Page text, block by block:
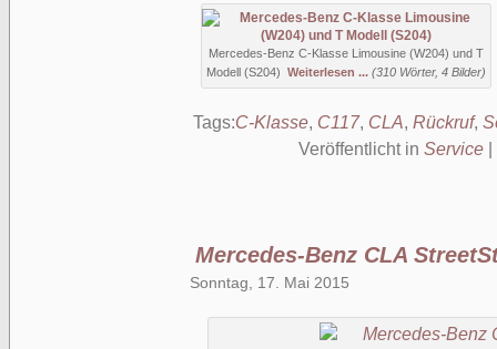
Mercedes-Benz C-Klasse Limousine (W204) und T
Modell (S204) Weiterlesen ... (310 Wörter, 4 Bilder)
Tags:C-Klasse, C117, CLA, Rückruf,
Veröffentlicht in Service|
Mercedes-Benz CLA
Sonntag, 17. Mai 2015